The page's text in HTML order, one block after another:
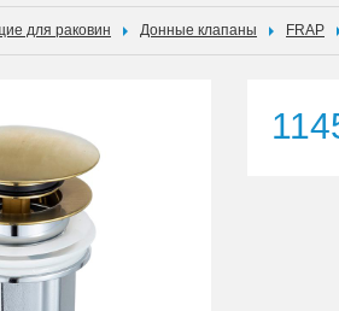
для раковин Донные клапаны FRAP